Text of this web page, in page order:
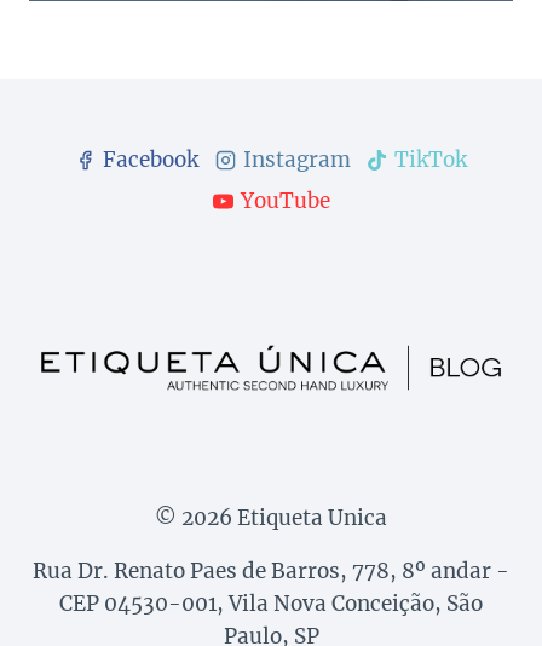
Facebook Instagram
TikTok
YouTube
© 2026 Etiqueta Unica
Rua Dr. Renato Paes de Barros, 778, 8º andar -
CEP 04530-001, Vila Nova Conceição, São
Paulo, SP